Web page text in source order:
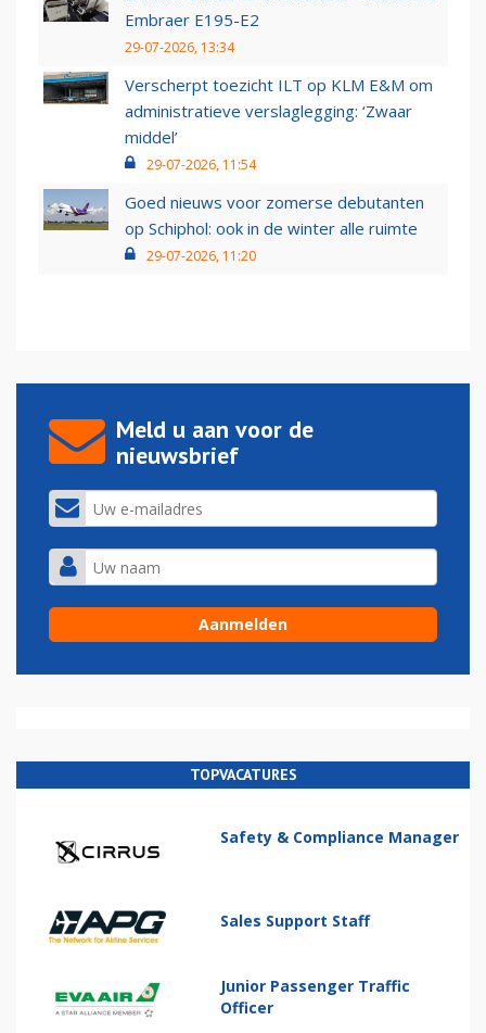
Embraer E195-E2
29-07-2026, 13:34
Verscherpt toezicht ILT op KLM E&M om
administratieve verslaglegging: ‘Zwaar
middel’
29-07-2026, 11:54
Goed nieuws voor zomerse debutanten
op Schiphol: ook in de winter alle ruimte
29-07-2026, 11:20
Meld u aan voor de
nieuwsbrief
TOPVACATURES
Safety & Compliance Manager
Sales Support Staff
Junior Passenger Traffic
Officer